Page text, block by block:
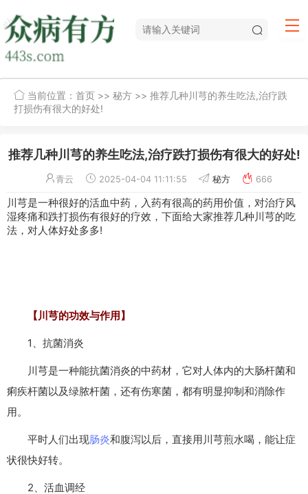
当前位置： 首页 >> 秘方 >> 推荐几种川芎的养生吃法,治疗跌
打损伤有很大的好处!
推荐几种川芎的养生吃法,治疗跌打损伤有很大的好处!
青云 2025-04-04 11:11:55 秘方 666
川芎是一种很好的活血中药，入药有很高的药用价值，对治疗风
湿疼痛和跌打损伤有很好的疗效，下面给大家推荐几种川芎的吃
法，对人体好处多多!
【川芎的功效与作用】
1、抗菌消炎
川芎是一种能抗菌消炎的中药材，它对人体内的大肠杆菌和
痢疾杆菌以及绿脓杆菌，还有伤寒菌，都有明显抑制和消除作
用。
平时人们出现肠炎和腹泻以后，直接用川芎煎水喝，能让症
状很快好转。
2、活血调经